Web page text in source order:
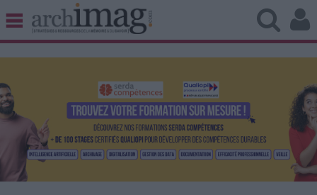
BIBLIOTHÈQUE ÉDITION
UNIVERS DATA
TRAVAIL COLLABORATIF
VIE NUMÉRIQUE
NUMÉRIQUE RESPONSABLE